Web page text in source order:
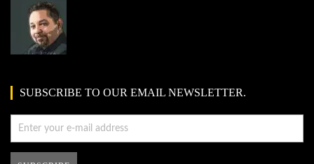
SUBSCRIBE TO OUR EMAIL NEWSLETTER.